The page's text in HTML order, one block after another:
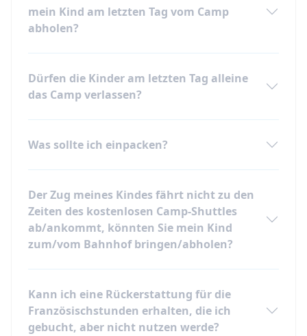
mein Kind am letzten Tag vom Camp
abholen?
Dürfen die Kinder am letzten Tag alleine
das Camp verlassen?
Was sollte ich einpacken?
Der Zug meines Kindes fährt nicht zu den
Zeiten des kostenlosen Camp-Shuttles
ab/ankommt, könnten Sie mein Kind
zum/vom Bahnhof bringen/abholen?
Kann ich eine Rückerstattung für die
Französischstunden erhalten, die ich
gebucht, aber nicht nutzen werde?